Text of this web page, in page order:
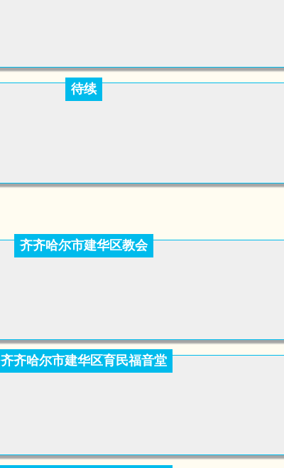
待续
齐齐哈尔市建华区教会
齐齐哈尔市建华区育民福音堂